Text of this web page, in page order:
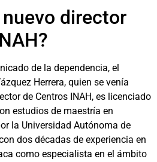
director
de la dependencia, el
Herrera, quien se venía
de Centros INAH, es licenciado
estudios de maestría en
la Universidad Autónoma de
dos décadas de experiencia en
como especialista en el ámbito